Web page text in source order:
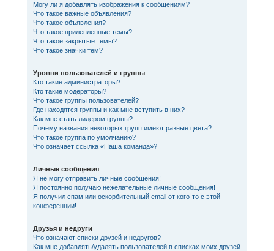
Могу ли я добавлять изображения к сообщениям?
Что такое важные объявления?
Что такое объявления?
Что такое прилепленные темы?
Что такое закрытые темы?
Что такое значки тем?
Уровни пользователей и группы
Кто такие администраторы?
Кто такие модераторы?
Что такое группы пользователей?
Где находятся группы и как мне вступить в них?
Как мне стать лидером группы?
Почему названия некоторых групп имеют разные цвета?
Что такое группа по умолчанию?
Что означает ссылка «Наша команда»?
Личные сообщения
Я не могу отправить личные сообщения!
Я постоянно получаю нежелательные личные сообщения!
Я получил спам или оскорбительный email от кого-то с этой
конференции!
Друзья и недруги
Что означают списки друзей и недругов?
Как мне добавлять/удалять пользователей в списках моих друзей